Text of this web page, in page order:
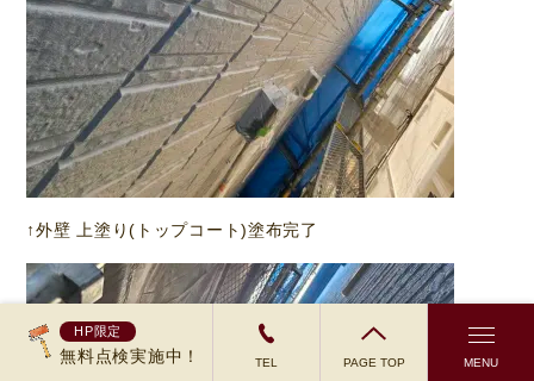
HP限定
無料点検実施中！ TEL PAGE TOP MENU
↑外壁 上塗り(トップコート)塗布完了